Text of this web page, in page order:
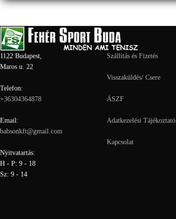
termékoldalon
választhatók
ki
1122 Budapest,
Maros u. 22
Telefon:
+36304364878
Email:
babsonkft@gmail.com
Nyitvatartás:
H - P: 9 - 18
Sz: 9 - 14
Szállítás és Fizetés
Visszaküldés/ Csere
ÁSZF
Adatkezelési Tájékoztató
Kapcsolat